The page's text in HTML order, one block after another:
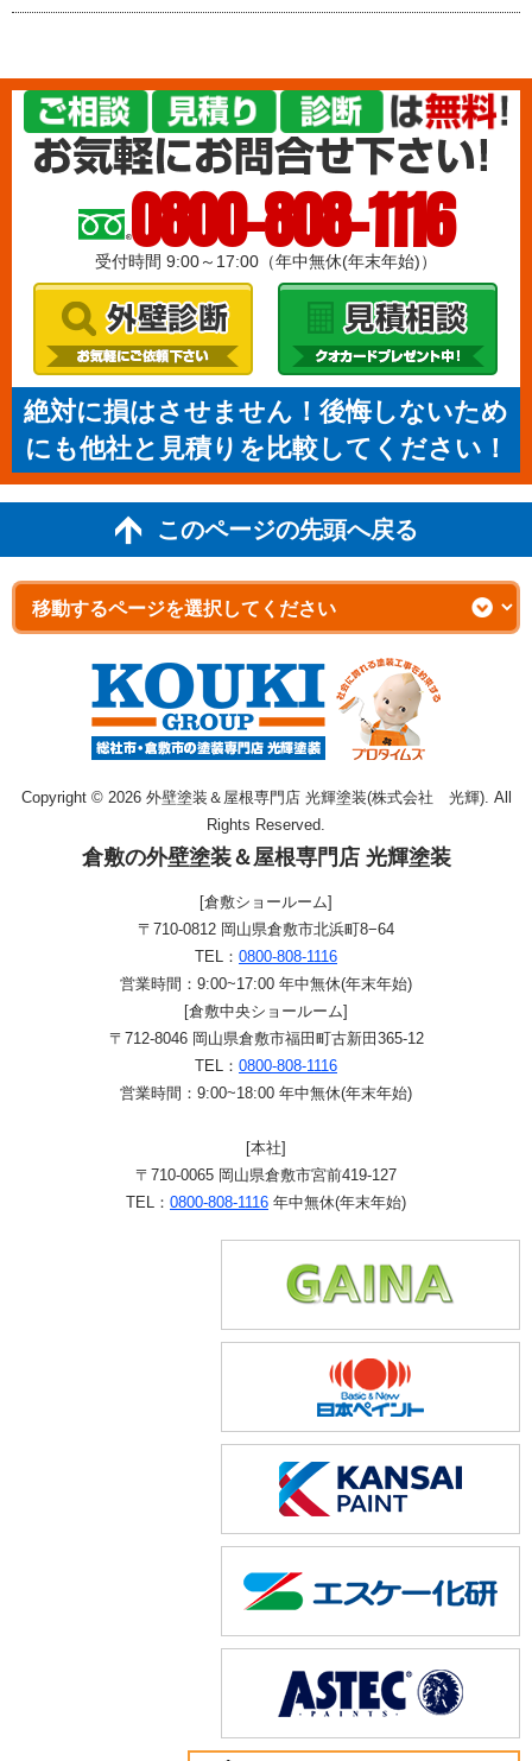
0800-808-1116
受付時間 9:00～17:00（年中無休(年末年始)）
絶対に損はさせません！後悔しないため
にも他社と見積りを比較してください！
このページの先頭へ戻る
Copyright © 2026 外壁塗装＆屋根専門店 光輝塗装(株式会社 光輝). All
Rights Reserved.
倉敷の外壁塗装＆屋根専門店 光輝塗装
[倉敷ショールーム]
〒710-0812 岡山県倉敷市北浜町8−64
TEL： 0800-808-1116
営業時間：9:00~17:00 年中無休(年末年始)
[倉敷中央ショールーム]
〒712-8046 岡山県倉敷市福田町古新田365-12
TEL： 0800-808-1116
営業時間：9:00~18:00 年中無休(年末年始)
[本社]
〒710-0065 岡山県倉敷市宮前419-127
TEL： 0800-808-1116 年中無休(年末年始)